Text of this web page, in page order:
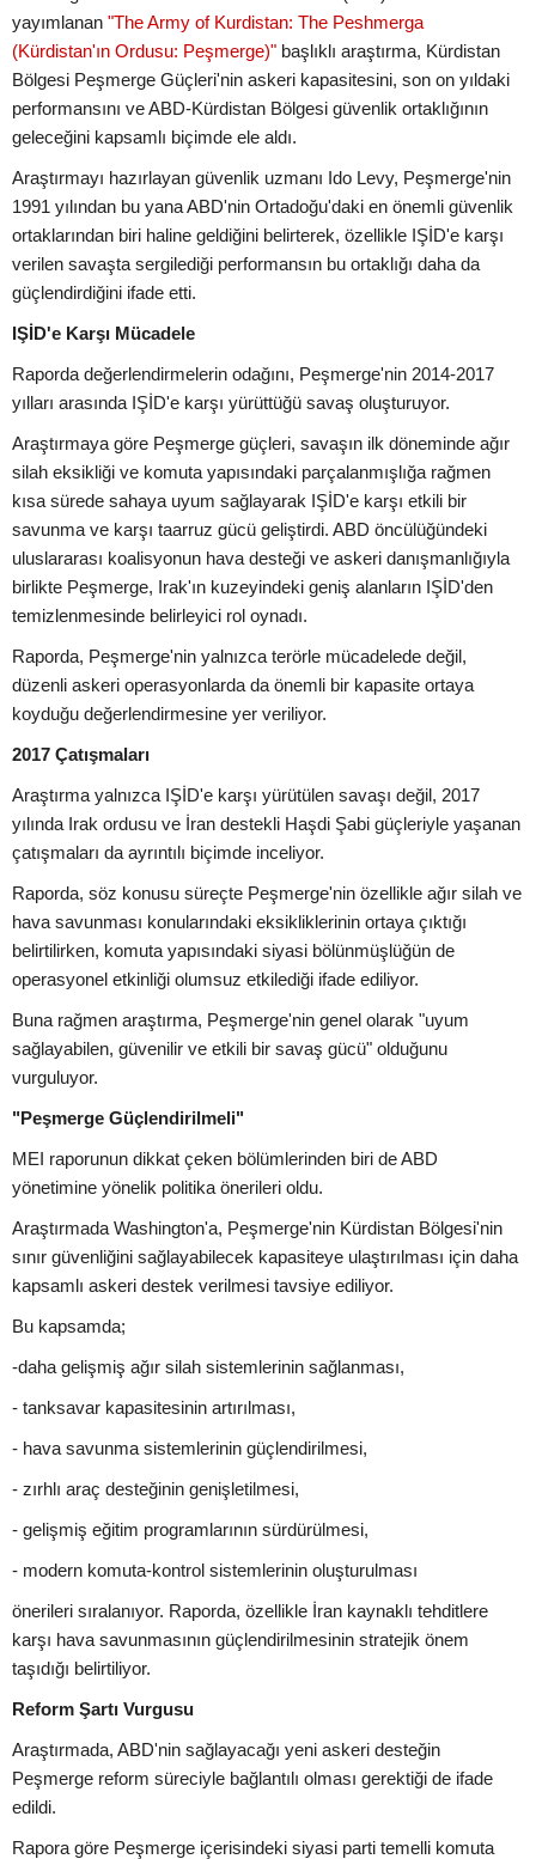
yayımlanan "The Army of Kurdistan: The Peshmerga
(Kürdistan'ın Ordusu: Peşmerge)" başlıklı araştırma, Kürdistan
Bölgesi Peşmerge Güçleri'nin askeri kapasitesini, son on yıldaki
performansını ve ABD-Kürdistan Bölgesi güvenlik ortaklığının
geleceğini kapsamlı biçimde ele aldı.
Araştırmayı hazırlayan güvenlik uzmanı Ido Levy, Peşmerge'nin
1991 yılından bu yana ABD'nin Ortadoğu'daki en önemli güvenlik
ortaklarından biri haline geldiğini belirterek, özellikle IŞİD'e karşı
verilen savaşta sergilediği performansın bu ortaklığı daha da
güçlendirdiğini ifade etti.
IŞİD'e Karşı Mücadele
Raporda değerlendirmelerin odağını, Peşmerge'nin 2014-2017
yılları arasında IŞİD'e karşı yürüttüğü savaş oluşturuyor.
Araştırmaya göre Peşmerge güçleri, savaşın ilk döneminde ağır
silah eksikliği ve komuta yapısındaki parçalanmışlığa rağmen
kısa sürede sahaya uyum sağlayarak IŞİD'e karşı etkili bir
savunma ve karşı taarruz gücü geliştirdi. ABD öncülüğündeki
uluslararası koalisyonun hava desteği ve askeri danışmanlığıyla
birlikte Peşmerge, Irak'ın kuzeyindeki geniş alanların IŞİD'den
temizlenmesinde belirleyici rol oynadı.
Raporda, Peşmerge'nin yalnızca terörle mücadelede değil,
düzenli askeri operasyonlarda da önemli bir kapasite ortaya
koyduğu değerlendirmesine yer veriliyor.
2017 Çatışmaları
Araştırma yalnızca IŞİD'e karşı yürütülen savaşı değil, 2017
yılında Irak ordusu ve İran destekli Haşdi Şabi güçleriyle yaşanan
çatışmaları da ayrıntılı biçimde inceliyor.
Raporda, söz konusu süreçte Peşmerge'nin özellikle ağır silah ve
hava savunması konularındaki eksikliklerinin ortaya çıktığı
belirtilirken, komuta yapısındaki siyasi bölünmüşlüğün de
operasyonel etkinliği olumsuz etkilediği ifade ediliyor.
Buna rağmen araştırma, Peşmerge'nin genel olarak "uyum
sağlayabilen, güvenilir ve etkili bir savaş gücü" olduğunu
vurguluyor.
"Peşmerge Güçlendirilmeli"
MEI raporunun dikkat çeken bölümlerinden biri de ABD
yönetimine yönelik politika önerileri oldu.
Araştırmada Washington'a, Peşmerge'nin Kürdistan Bölgesi'nin
sınır güvenliğini sağlayabilecek kapasiteye ulaştırılması için daha
kapsamlı askeri destek verilmesi tavsiye ediliyor.
Bu kapsamda;
-daha gelişmiş ağır silah sistemlerinin sağlanması,
- tanksavar kapasitesinin artırılması,
- hava savunma sistemlerinin güçlendirilmesi,
- zırhlı araç desteğinin genişletilmesi,
- gelişmiş eğitim programlarının sürdürülmesi,
- modern komuta-kontrol sistemlerinin oluşturulması
önerileri sıralanıyor. Raporda, özellikle İran kaynaklı tehditlere
karşı hava savunmasının güçlendirilmesinin stratejik önem
taşıdığı belirtiliyor.
Reform Şartı Vurgusu
Araştırmada, ABD'nin sağlayacağı yeni askeri desteğin
Peşmerge reform süreciyle bağlantılı olması gerektiği de ifade
edildi.
Rapora göre Peşmerge içerisindeki siyasi parti temelli komuta